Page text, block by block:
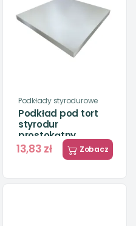
Podkłady styrodurowe
Podkład pod tort
styrodur
prostokątny
SREBRNY
13,83 zł Zobacz